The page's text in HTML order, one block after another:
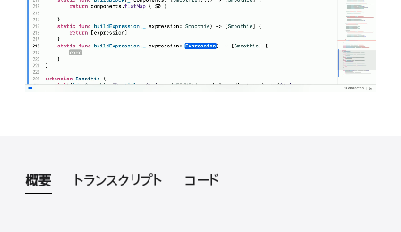
概要 トランスクリプト コード